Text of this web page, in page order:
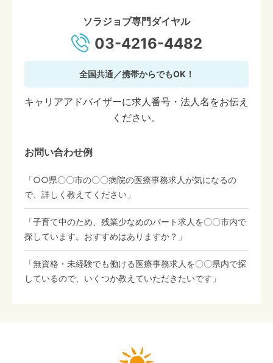
ソラジョブ専門ダイヤル
03-4216-4482
全国共通／携帯からでもOK！
キャリアアドバイザーに求人番号・法人名をお伝え
ください。
お問い合わせ例
「○○県〇〇市の〇〇病院の医療事務求人が気になるの
で、詳しく教えてください」
「子育て中のため、残業少なめのパート求人を〇〇市内で
探しています。おすすめはありますか？」
「無資格・未経験でも働ける医療事務求人を〇〇県内で探
しているので、いくつか教えていただきたいです」